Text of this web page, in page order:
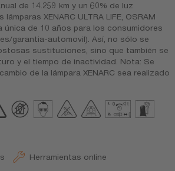
de 14.259 km y un 60% de luz
XENARC ULTRA LIFE, OSRAM
única de 10 años para los consumidores
garantia-automovil). Así, no sólo se
sustituciones, sino que también se
y el tiempo de inactividad. Nota: Se
de la lámpara XENARC sea realizado
Herramientas online